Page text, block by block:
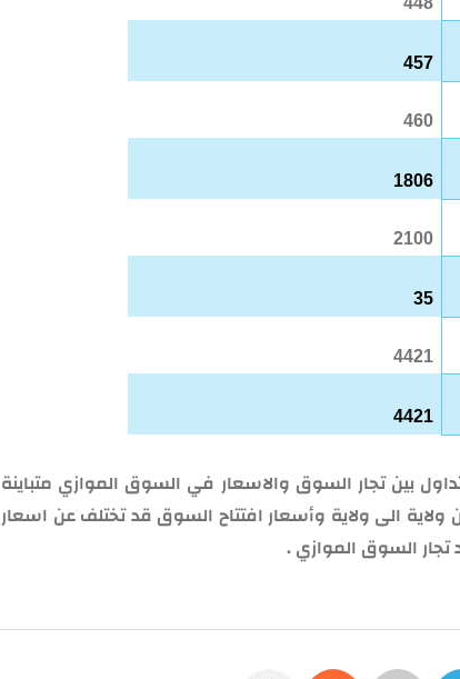
457
460
1806
2100
35
4421
4421
بين تجار السوق والاسعار في السوق الموازي متباينة
الى ولاية وأسعار افتتاح السوق قد تختلف عن اسعار
السوق الموازي .